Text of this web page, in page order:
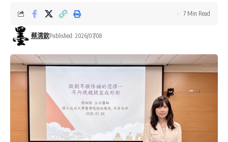
蔡清欽Published: 2026/07/08
7 Min Read